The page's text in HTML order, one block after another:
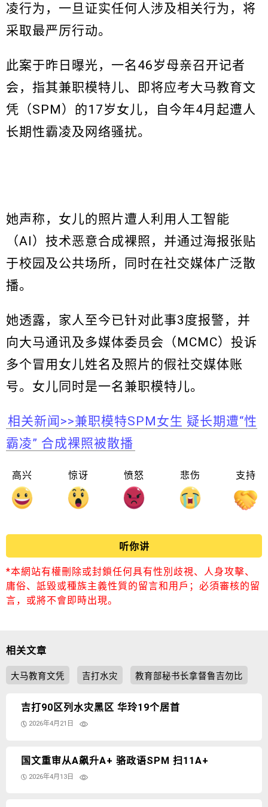
凌行为，一旦证实任何人涉及相关行为，将
采取最严厉行动。
此案于昨日曝光，一名46岁母亲召开记者
会，指其兼职模特儿、即将应考大马教育文
凭（SPM）的17岁女儿，自今年4月起遭人
长期性霸凌及网络骚扰。
她声称，女儿的照片遭人利用人工智能
（AI）技术恶意合成裸照，并通过海报张贴
于校园及公共场所，同时在社交媒体广泛散
播。
她透露，家人至今已针对此事3度报警，并
向大马通讯及多媒体委员会（MCMC）投诉
多个冒用女儿姓名及照片的假社交媒体账
号。女儿同时是一名兼职模特儿。
相关新闻>>兼职模特SPM女生 疑长期遭“性
霸凌” 合成裸照被散播
高兴 惊讶 愤怒 悲伤 支持
听你讲
*本網站有權刪除或封鎖任何具有性別歧視、人身攻擊、
庸俗、詆毀或種族主義性質的留言和用戶；必須審核的留
言，或將不會即時出現。
相关文章
大马教育文凭 吉打水灾 教育部秘书长拿督鲁吉勿比
吉打90区列水灾黑区 华玲19个居首
2026年4月21日
国文重审从A飙升A+ 骆政语SPM 扫11A+
2026年4月13日